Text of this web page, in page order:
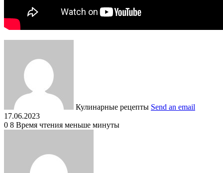
Кулинарные рецепты Send an email
17.06.2023
0 8 Время чтения меньше минуты